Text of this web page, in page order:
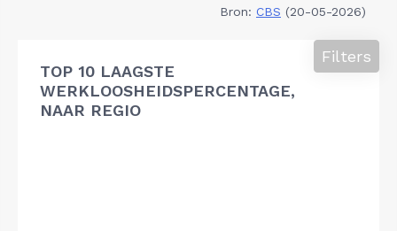
Bron: CBS (20-05-2026)
TOP 10 LAAGSTE
WERKLOOSHEIDSPERCENTAGE,
NAAR REGIO
Filters